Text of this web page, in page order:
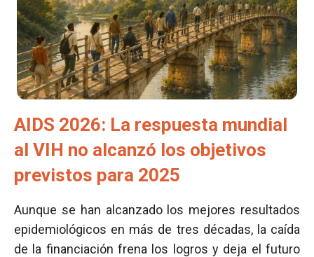
AIDS 2026: La respuesta mundial
al VIH no alcanzó los objetivos
previstos para 2025
Aunque se han alcanzado los mejores resultados
epidemiológicos en más de tres décadas, la caída
de la financiación frena los logros y deja el futuro